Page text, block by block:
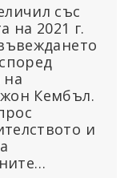
със
на 2021 г.
на
Кембъл.
и